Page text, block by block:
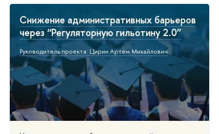
Снижение административных барьеров
через “Регуляторную гильотину 2.0”
Руководитель проекта: Цирин Артем Михайлович